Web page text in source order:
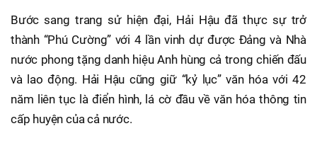
Bước sang trang sử hiện đại, Hải Hậu đã thực sự trở
thành “Phú Cường” với 4 lần vinh dự được Đảng và Nhà
nước phong tặng danh hiệu Anh hùng cả trong chiến đấu
và lao động. Hải Hậu cũng giữ “kỷ lục” văn hóa với 42
năm liên tục là điển hình, lá cờ đầu về văn hóa thông tin
cấp huyện của cả nước.